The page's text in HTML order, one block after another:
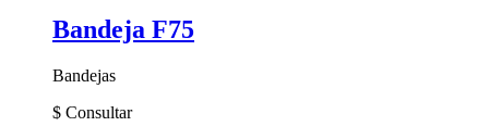
Bandeja F75
Bandejas
$ Consultar